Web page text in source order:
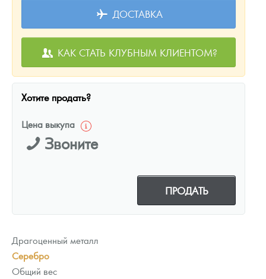
ДОСТАВКА
КАК СТАТЬ КЛУБНЫМ КЛИЕНТОМ?
Хотите продать?
Цена выкупа
Звоните
ПРОДАТЬ
Драгоценный металл
Серебро
Общий вес